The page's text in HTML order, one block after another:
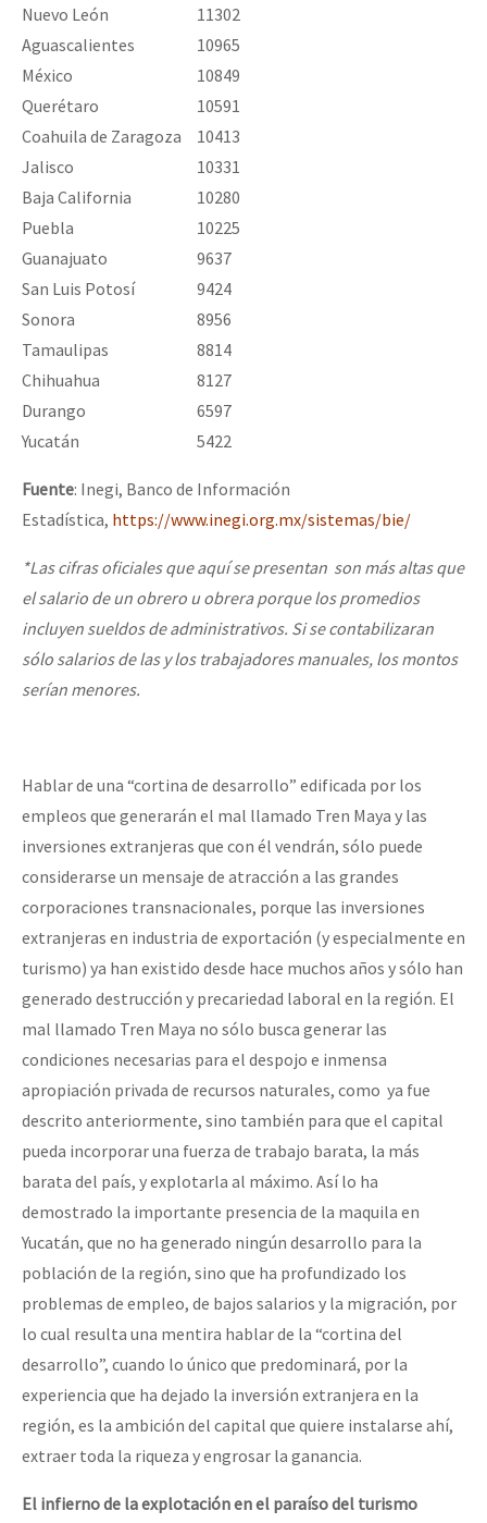
Nuevo León
11302
Aguascalientes
10965
México
10849
Querétaro
10591
Coahuila de Zaragoza
10413
Jalisco
10331
Baja California
10280
Puebla
10225
Guanajuato
9637
San Luis Potosí
9424
Sonora
8956
Tamaulipas
8814
Chihuahua
8127
Durango
6597
Yucatán
5422
Fuente: Inegi, Banco de Información
Estadística, https://www.inegi.org.mx/sistemas/bie/
*Las cifras oficiales que aquí se presentan son más altas que
el salario de un obrero u obrera porque los promedios
incluyen sueldos de administrativos. Si se contabilizaran
sólo salarios de las y los trabajadores manuales, los montos
serían menores.
Hablar de una “cortina de desarrollo” edificada por los
empleos que generarán el mal llamado Tren Maya y las
inversiones extranjeras que con él vendrán, sólo puede
considerarse un mensaje de atracción a las grandes
corporaciones transnacionales, porque las inversiones
extranjeras en industria de exportación (y especialmente en
turismo) ya han existido desde hace muchos años y sólo han
generado destrucción y precariedad laboral en la región. El
mal llamado Tren Maya no sólo busca generar las
condiciones necesarias para el despojo e inmensa
apropiación privada de recursos naturales, como ya fue
descrito anteriormente, sino también para que el capital
pueda incorporar una fuerza de trabajo barata, la más
barata del país, y explotarla al máximo. Así lo ha
demostrado la importante presencia de la maquila en
Yucatán, que no ha generado ningún desarrollo para la
población de la región, sino que ha profundizado los
problemas de empleo, de bajos salarios y la migración, por
lo cual resulta una mentira hablar de la “cortina del
desarrollo”, cuando lo único que predominará, por la
experiencia que ha dejado la inversión extranjera en la
región, es la ambición del capital que quiere instalarse ahí,
extraer toda la riqueza y engrosar la ganancia.
El infierno de la explotación en el paraíso del turismo